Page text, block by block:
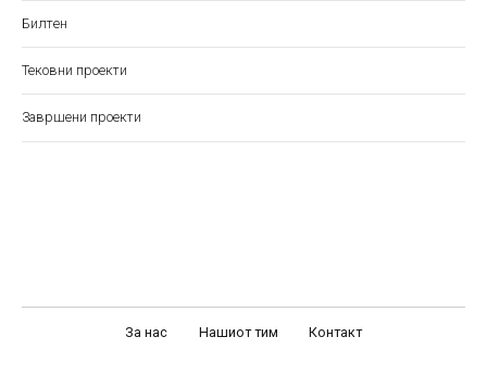
Билтен
Тековни проекти
Завршени проекти
За нас Нашиот тим Контакт